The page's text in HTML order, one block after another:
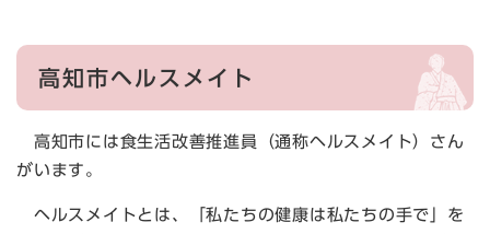
高知市ヘルスメイト
高知市には食生活改善推進員（通称ヘルスメイト）さん
がいます。
ヘルスメイトとは、「私たちの健康は私たちの手で」を